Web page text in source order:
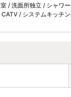
/ 洗面所独立 / シャワ
/ システムキッ